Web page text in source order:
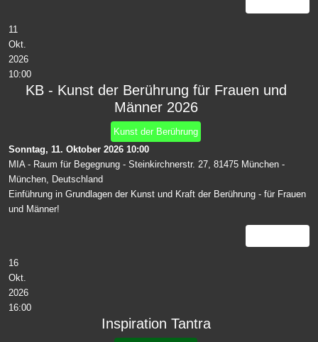
11
Okt.
2026
10:00
KB - Kunst der Berührung für Frauen und
Männer 2026
Kunst der Berührung
Sonntag, 11. Oktober 2026 10:00
MIA - Raum für Begegnung - Steinkirchnerstr. 27, 81475 München -
München, Deutschland
Einführung in Grundlagen der Kunst und Kraft der Berührung - für Frauen
und Männer!
16
Okt.
2026
16:00
Inspiration Tantra